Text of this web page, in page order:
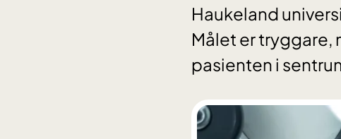
Haukeland
Målet er
pasienten i